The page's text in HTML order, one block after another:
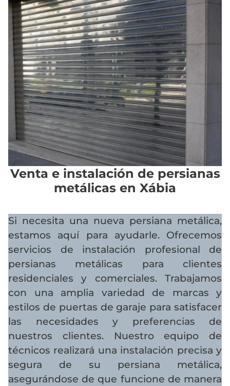
Venta e instalación de persianas
metálicas en Xábia
Si necesita una nueva persiana metálica,
estamos aquí para ayudarle. Ofrecemos
servicios de instalación profesional de
persianas metálicas para clientes
residenciales y comerciales. Trabajamos
con una amplia variedad de marcas y
estilos de puertas de garaje para satisfacer
las necesidades y preferencias de
nuestros clientes. Nuestro equipo de
técnicos realizará una instalación precisa y
segura de su persiana metálica,
asegurándose de que funcione de manera